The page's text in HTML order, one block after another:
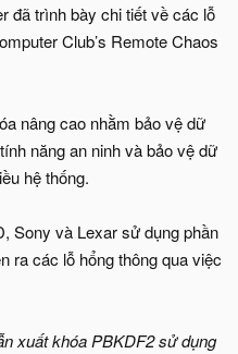
đã trình bày chi tiết về các lỗ
Club’s Remote Chaos
nâng cao nhằm bảo vệ dữ
năng an ninh và bảo vệ dữ
hệ thống.
Sony và Lexar sử dụng phần
ra các lỗ hổng thông qua việc
xuất khóa PBKDF2 sử dụng